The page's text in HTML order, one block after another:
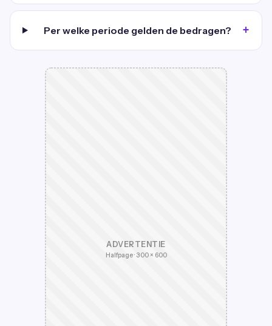
Per welke periode gelden de bedragen?
ADVERTENTIE
Halfpage · 300 × 600